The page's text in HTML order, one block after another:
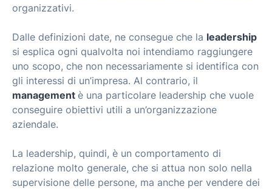
organizzativi.
Dalle definizioni date, ne consegue che la leadership
si esplica ogni qualvolta noi intendiamo raggiungere
uno scopo, che non necessariamente si identifica con
gli interessi di un’impresa. Al contrario, il
management è una particolare leadership che vuole
conseguire obiettivi utili a un’organizzazione
aziendale.
La leadership, quindi, è un comportamento di
relazione molto generale, che si attua non solo nella
supervisione delle persone, ma anche per vendere dei